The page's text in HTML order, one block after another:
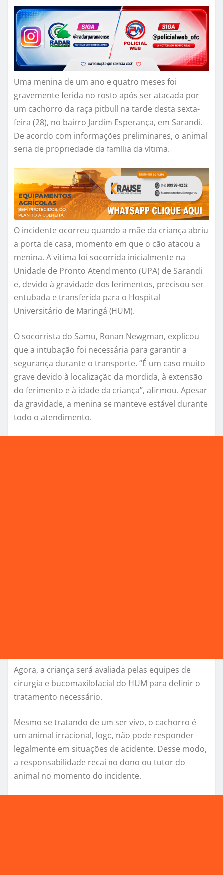
Uma menina de um ano e quatro meses foi
gravemente ferida no rosto após ser atacada por
um cachorro da raça pitbull na tarde desta sexta-
feira (28), no bairro Jardim Esperança, em Sarandi.
De acordo com informações preliminares, o animal
seria de propriedade da família da vítima.
O incidente ocorreu quando a mãe da criança abriu
a porta de casa, momento em que o cão atacou a
menina. A vítima foi socorrida inicialmente na
Unidade de Pronto Atendimento (UPA) de Sarandi
e, devido à gravidade dos ferimentos, precisou ser
entubada e transferida para o Hospital
Universitário de Maringá (HUM).
O socorrista do Samu, Ronan Newgman, explicou
que a intubação foi necessária para garantir a
segurança durante o transporte. “É um caso muito
grave devido à localização da mordida, à extensão
do ferimento e à idade da criança”, afirmou. Apesar
da gravidade, a menina se manteve estável durante
todo o atendimento.
Agora, a criança será avaliada pelas equipes de
cirurgia e bucomaxilofacial do HUM para definir o
tratamento necessário.
Mesmo se tratando de um ser vivo, o cachorro é
um animal irracional, logo, não pode responder
legalmente em situações de acidente. Desse modo,
a responsabilidade recai no dono ou tutor do
animal no momento do incidente.